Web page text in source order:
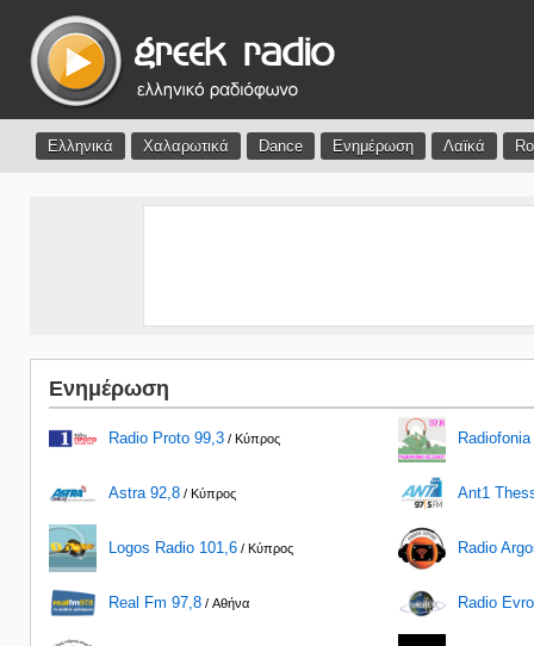
Ελληνικά Χαλαρωτικά Dance Ενημέρωση Λαϊκά
Ενημέρωση
Radio Proto 99,3 / Κύπρος
Astra 92,8 / Κύπρος
Logos Radio 101,6 / Κύπρος
Real Fm 97,8 / Αθήνα
Ant1
Radio
Radio